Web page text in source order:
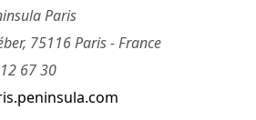
Paris
75116 Paris - France
67 30